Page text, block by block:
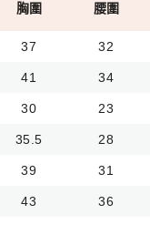
胸圍 腰圍
37 32
41 34
30 23
35.5 28
39 31
43 36